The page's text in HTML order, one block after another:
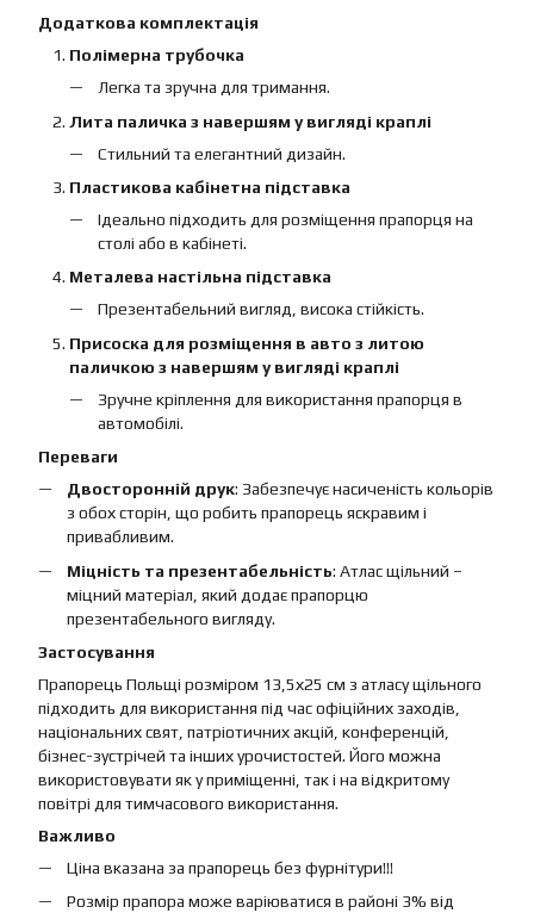
Додаткова комплектація
Полімерна трубочка
Легка та зручна для тримання.
Лита паличка з навершям у вигляді краплі
Стильний та елегантний дизайн.
Пластикова кабінетна підставка
Ідеально підходить для розміщення прапорця на
столі або в кабінеті.
Металева настільна підставка
Презентабельний вигляд, висока стійкість.
Присоска для розміщення в авто з литою
паличкою з навершям у вигляді краплі
Зручне кріплення для використання прапорця в
автомобілі.
Переваги
Двосторонній друк: Забезпечує насиченість кольорів
з обох сторін, що робить прапорець яскравим і
привабливим.
Міцність та презентабельність: Атлас щільний –
міцний матеріал, який додає прапорцю
презентабельного вигляду.
Застосування
Прапорець Польщі розміром 13,5х25 см з атласу щільного
підходить для використання під час офіційних заходів,
національних свят, патріотичних акцій, конференцій,
бізнес-зустрічей та інших урочистостей. Його можна
використовувати як у приміщенні, так і на відкритому
повітрі для тимчасового використання.
Важливо
Ціна вказана за прапорець без фурнітури!!!
Розмір прапора може варіюватися в районі 3% від